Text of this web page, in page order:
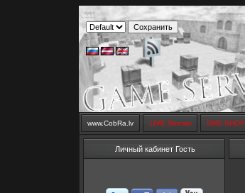
www.CobRa.lv LIVE Stream SMS SHOP
Личный кабинет Гость